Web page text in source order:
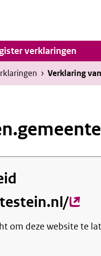
verklaringen
› Verklaring
link)
om deze website te